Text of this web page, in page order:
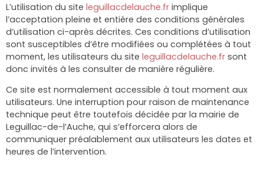
L’utilisation du site leguillacdelauche.fr implique
l’acceptation pleine et entière des conditions générales
d’utilisation ci-après décrites. Ces conditions d’utilisation
sont susceptibles d’être modifiées ou complétées à tout
moment, les utilisateurs du site leguillacdelauche.fr sont
donc invités à les consulter de manière régulière.
Ce site est normalement accessible à tout moment aux
utilisateurs. Une interruption pour raison de maintenance
technique peut être toutefois décidée par la mairie de
Leguillac-de-l’Auche, qui s’efforcera alors de
communiquer préalablement aux utilisateurs les dates et
heures de l’intervention.